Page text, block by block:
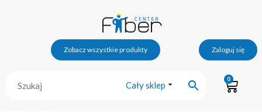
Zobacz wszystkie produkty Zaloguj się
Cały sklep
0